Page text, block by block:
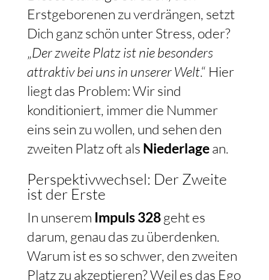
Erstgeborenen zu verdrängen, setzt
Dich ganz schön unter Stress, oder?
„Der zweite Platz ist nie besonders
attraktiv bei uns in unserer Welt.“ Hier
liegt das Problem: Wir sind
konditioniert, immer die Nummer
eins sein zu wollen, und sehen den
zweiten Platz oft als Niederlagean.
Perspektivwechsel: Der Zweite
ist der Erste
In unserem Impuls 328geht es
darum, genau das zu überdenken.
Warum ist es so schwer, den zweiten
Platz zu akzeptieren? Weil es das Ego